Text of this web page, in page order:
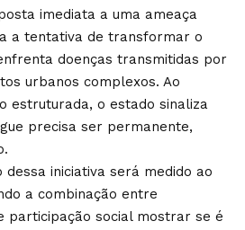
imediata a uma ameaça
a tentativa de transformar o
doenças transmitidas por
urbanos complexos. Ao
estruturada, o estado sinaliza
precisa ser permanente,
iniciativa será medido ao
a combinação entre
participação social mostrar se é